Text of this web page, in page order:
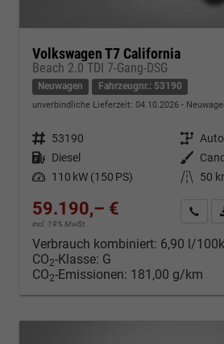
Volkswagen T7 California
Beach 2.0 TDI 7-Gang-DSG
Neuwagen Fahrzeugnr.: 53190
unverbindliche Lieferzeit: 04.10.2026
Fahrzeugnr. 53190 Getriebe
Kraftstoff Diesel Außenfarbe
Leistung 110 kW (150 PS) Kilometerstand 50
59.190,– €
incl. 19% MwSt.
Verbrauch kombiniert: 6,90 l/
CO2-Klasse: G
CO2-Emissionen: 181,00 g/km